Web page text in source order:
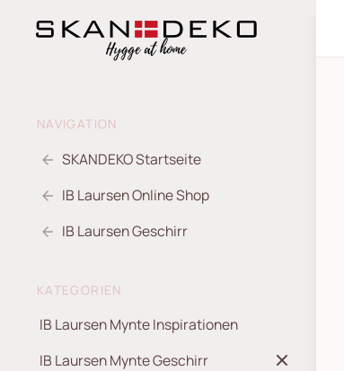
NAVIGATION
SKANDEKO Startseite
IB Laursen Online Shop
IB Laursen Geschirr
KATEGORIEN
IB Laursen Mynte Inspirationen
IB Laursen Mynte Geschirr